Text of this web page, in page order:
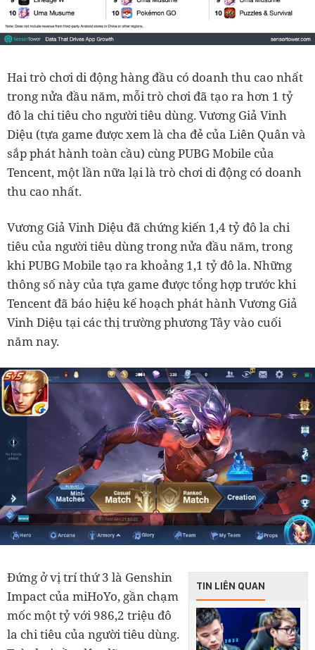
Hai trò chơi di động hàng đầu có doanh thu cao nhất
trong nửa đầu năm, mỗi trò chơi đã tạo ra hơn 1 tỷ
đô la chi tiêu cho người tiêu dùng. Vương Giả Vinh
Diệu (tựa game được xem là cha đẻ của Liên Quân và
sắp phát hành toàn cầu) cùng PUBG Mobile của
Tencent, một lần nữa lại là trò chơi di động có doanh
thu cao nhất.
Vương Giả Vinh Diệu đã chứng kiến 1,4 tỷ đô la chi
tiêu của người tiêu dùng trong nửa đầu năm, trong
khi PUBG Mobile tạo ra khoảng 1,1 tỷ đô la. Những
thông số này của tựa game được tổng hợp trước khi
Tencent đã báo hiệu kế hoạch phát hành Vương Giả
Vinh Diệu tại các thị trường phương Tây vào cuối
năm nay.
TIN LIÊN QUAN
Đứng ở vị trí thứ 3 là Genshin
Impact của miHoYo, gần chạm
mốc một tỷ với 986,2 triệu đô
la chi tiêu của người tiêu dùng.